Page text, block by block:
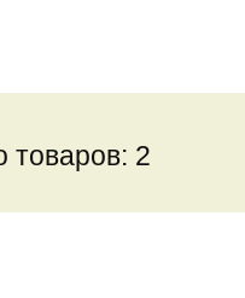
товаров: 2